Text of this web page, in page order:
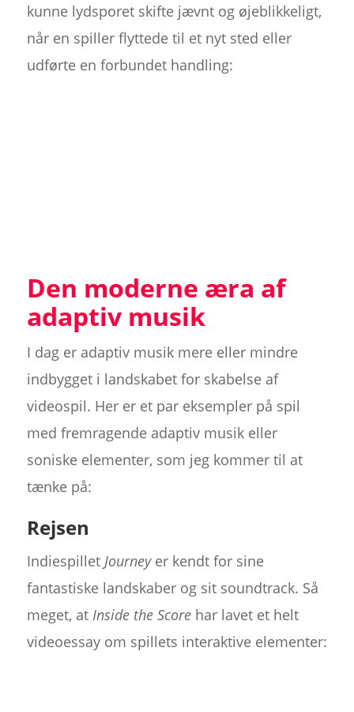
kunne lydsporet skifte jævnt og øjeblikkeligt,
når en spiller flyttede til et nyt sted eller
udførte en forbundet handling:
Den moderne æra af
adaptiv musik
I dag er adaptiv musik mere eller mindre
indbygget i landskabet for skabelse af
videospil. Her er et par eksempler på spil
med fremragende adaptiv musik eller
soniske elementer, som jeg kommer til at
tænke på:
Rejsen
Indiespillet Journeyer kendt for sine
fantastiske landskaber og sit soundtrack. Så
meget, at Inside the Scorehar lavet et helt
videoessay om spillets interaktive elementer: